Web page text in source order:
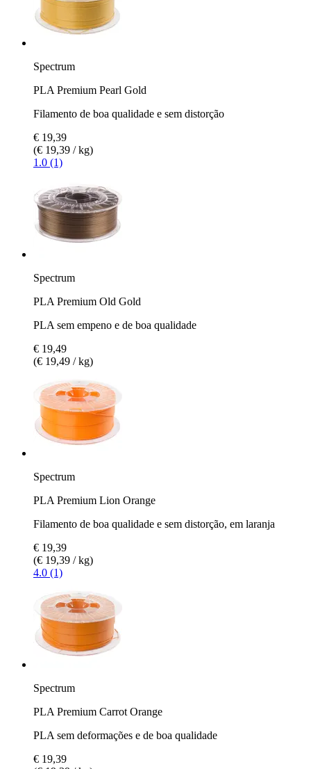
Spectrum
PLA Premium Pearl Gold
Filamento de boa qualidade e sem distorção
€ 19,39
(€ 19,39 / kg)
1.0 (1)
Spectrum
PLA Premium Old Gold
PLA sem empeno e de boa qualidade
€ 19,49
(€ 19,49 / kg)
Spectrum
PLA Premium Lion Orange
Filamento de boa qualidade e sem distorção, em laranja
€ 19,39
(€ 19,39 / kg)
4.0 (1)
Spectrum
PLA Premium Carrot Orange
PLA sem deformações e de boa qualidade
€ 19,39